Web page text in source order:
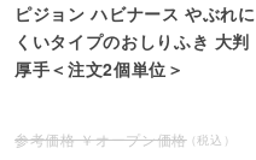
ピジョン ハビナース やぶれに
くいタイプのおしりふき 大判
厚手＜注文2個単位＞
オープン価格